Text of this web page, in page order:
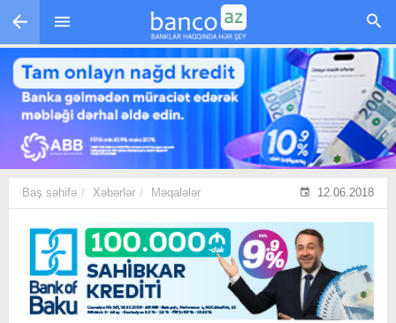
Skip to main content
Baş səhifə Xəbərlər Məqalələr 12.06.2018